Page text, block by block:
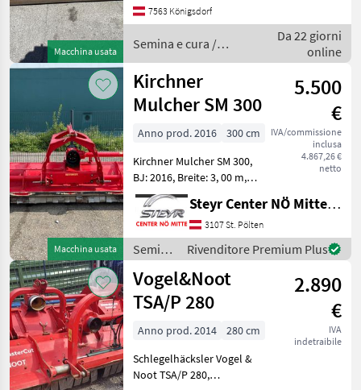
Macchina usata
Rotor mit 36 Hämmern,
Gewicht: 1950 kg, große
Nachlaufwalze, hydraulis
7563 Königsdorf
Semina e cura /
Vigolo
Da 22 giorni
online
Macchina usata
Kirchner
Mulcher SM 300
5.500
€
IVA/commissione
inclusa
4.867,26 €
netto
Anno prod. 2016
300 cm
Kirchner Mulcher SM 300,
BJ: 2016, Breite: 3, 00 m,
Hammerschlegel,
Front/Heckmaschine,
Warntafeln, Standort: RLH
Reidling, Ansprechpartner:
Gerhard Wagner Tipo di ma
Steyr Center NÖ Mitte Landmaschinentechnik GmbH
3107 St. Pölten
Semina
e cura /
Kirchner
Rivenditore Premium Plus
Vogel&Noot
TSA/P 280
2.890
€
IVA
indetraibile
Anno prod. 2014
280 cm
Schlegelhäcksler Vogel &
Noot TSA/P 280,